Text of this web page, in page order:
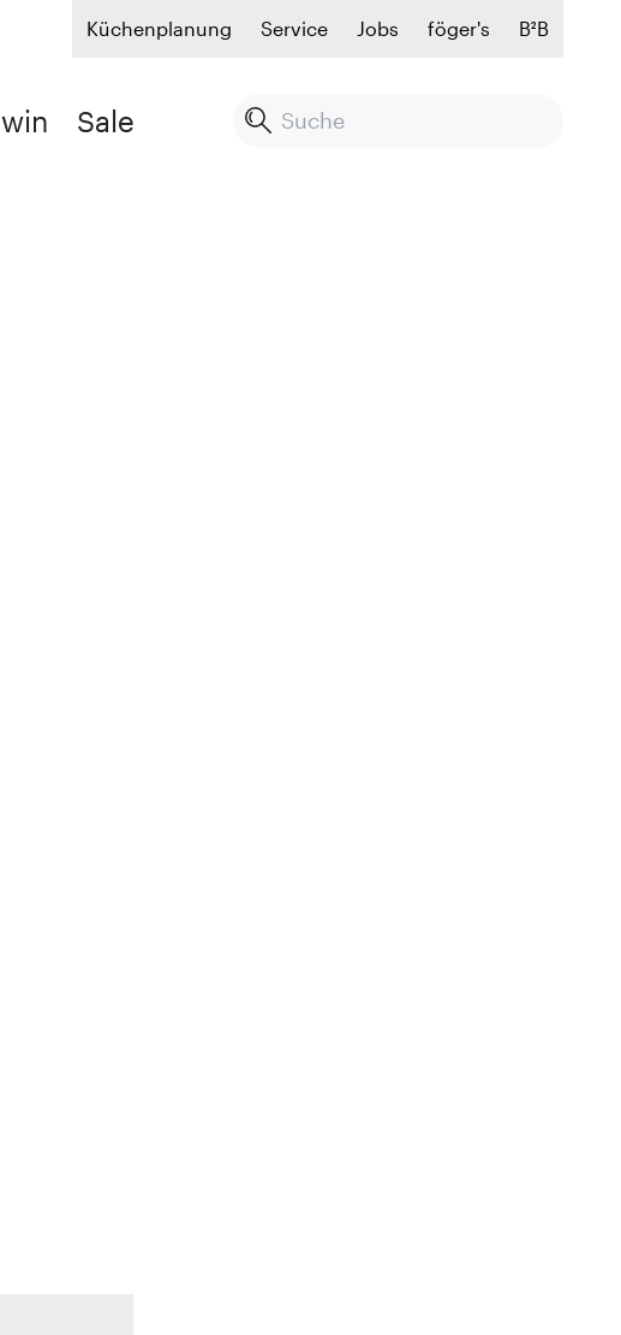
Küchenplanung Service Jobs föger's B²B
win Sale